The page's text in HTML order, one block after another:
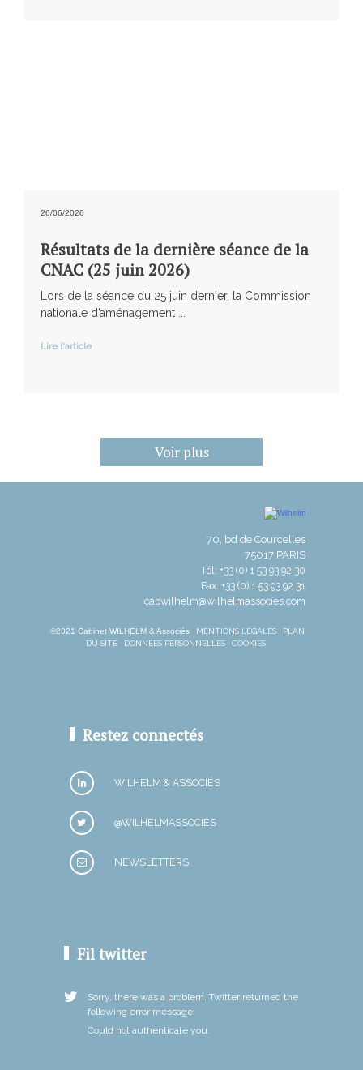
26/06/2026
Résultats de la dernière séance de la
CNAC (25 juin 2026)
Lors de la séance du 25 juin dernier, la Commission
nationale d’aménagement ...
Lire l'article
Voir plus
70, bd de Courcelles
75017 PARIS
Tél: +33 (0) 1 53 93 92 30
Fax: +33 (0) 1 53 93 92 31
cabwilhelm@wilhelmassocies.com
©2021 Cabinet WILHELM & Associés MENTIONS LÉGALES
PLAN
DU SITE
DONNÉES PERSONNELLES COOKIES
Restez connectés
WILHELM & ASSOCIÉS
@WILHELMASSOCIES
NEWSLETTERS
Fil twitter
Sorry, there was a problem. Twitter returned the
following error message:
Could not authenticate you.